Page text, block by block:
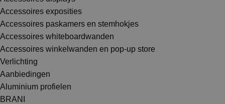
Accessoires exposities
Accessoires paskamers en stemhokjes
Accessoires whiteboardwanden
Accessoires winkelwanden en pop-up store
Verlichting
Aanbiedingen
Aluminium profielen
BRANI